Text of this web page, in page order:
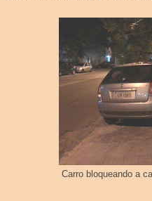
Carro bloqueando a